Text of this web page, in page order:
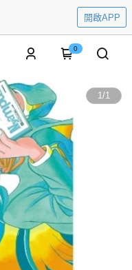
開啟APP
0
1/1